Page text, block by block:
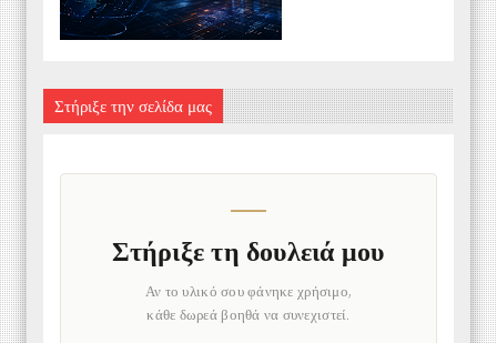
Στήριξε την σελίδα μας
Στήριξε τη δουλειά μου
Αν το υλικό σου φάνηκε χρήσιμο,
κάθε δωρεά βοηθά να συνεχιστεί.